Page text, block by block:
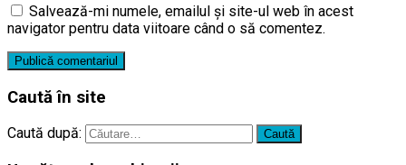
Salvează-mi numele, emailul și site-ul web în acest
navigator pentru data viitoare când o să comentez.
Caută în site
Caută după: